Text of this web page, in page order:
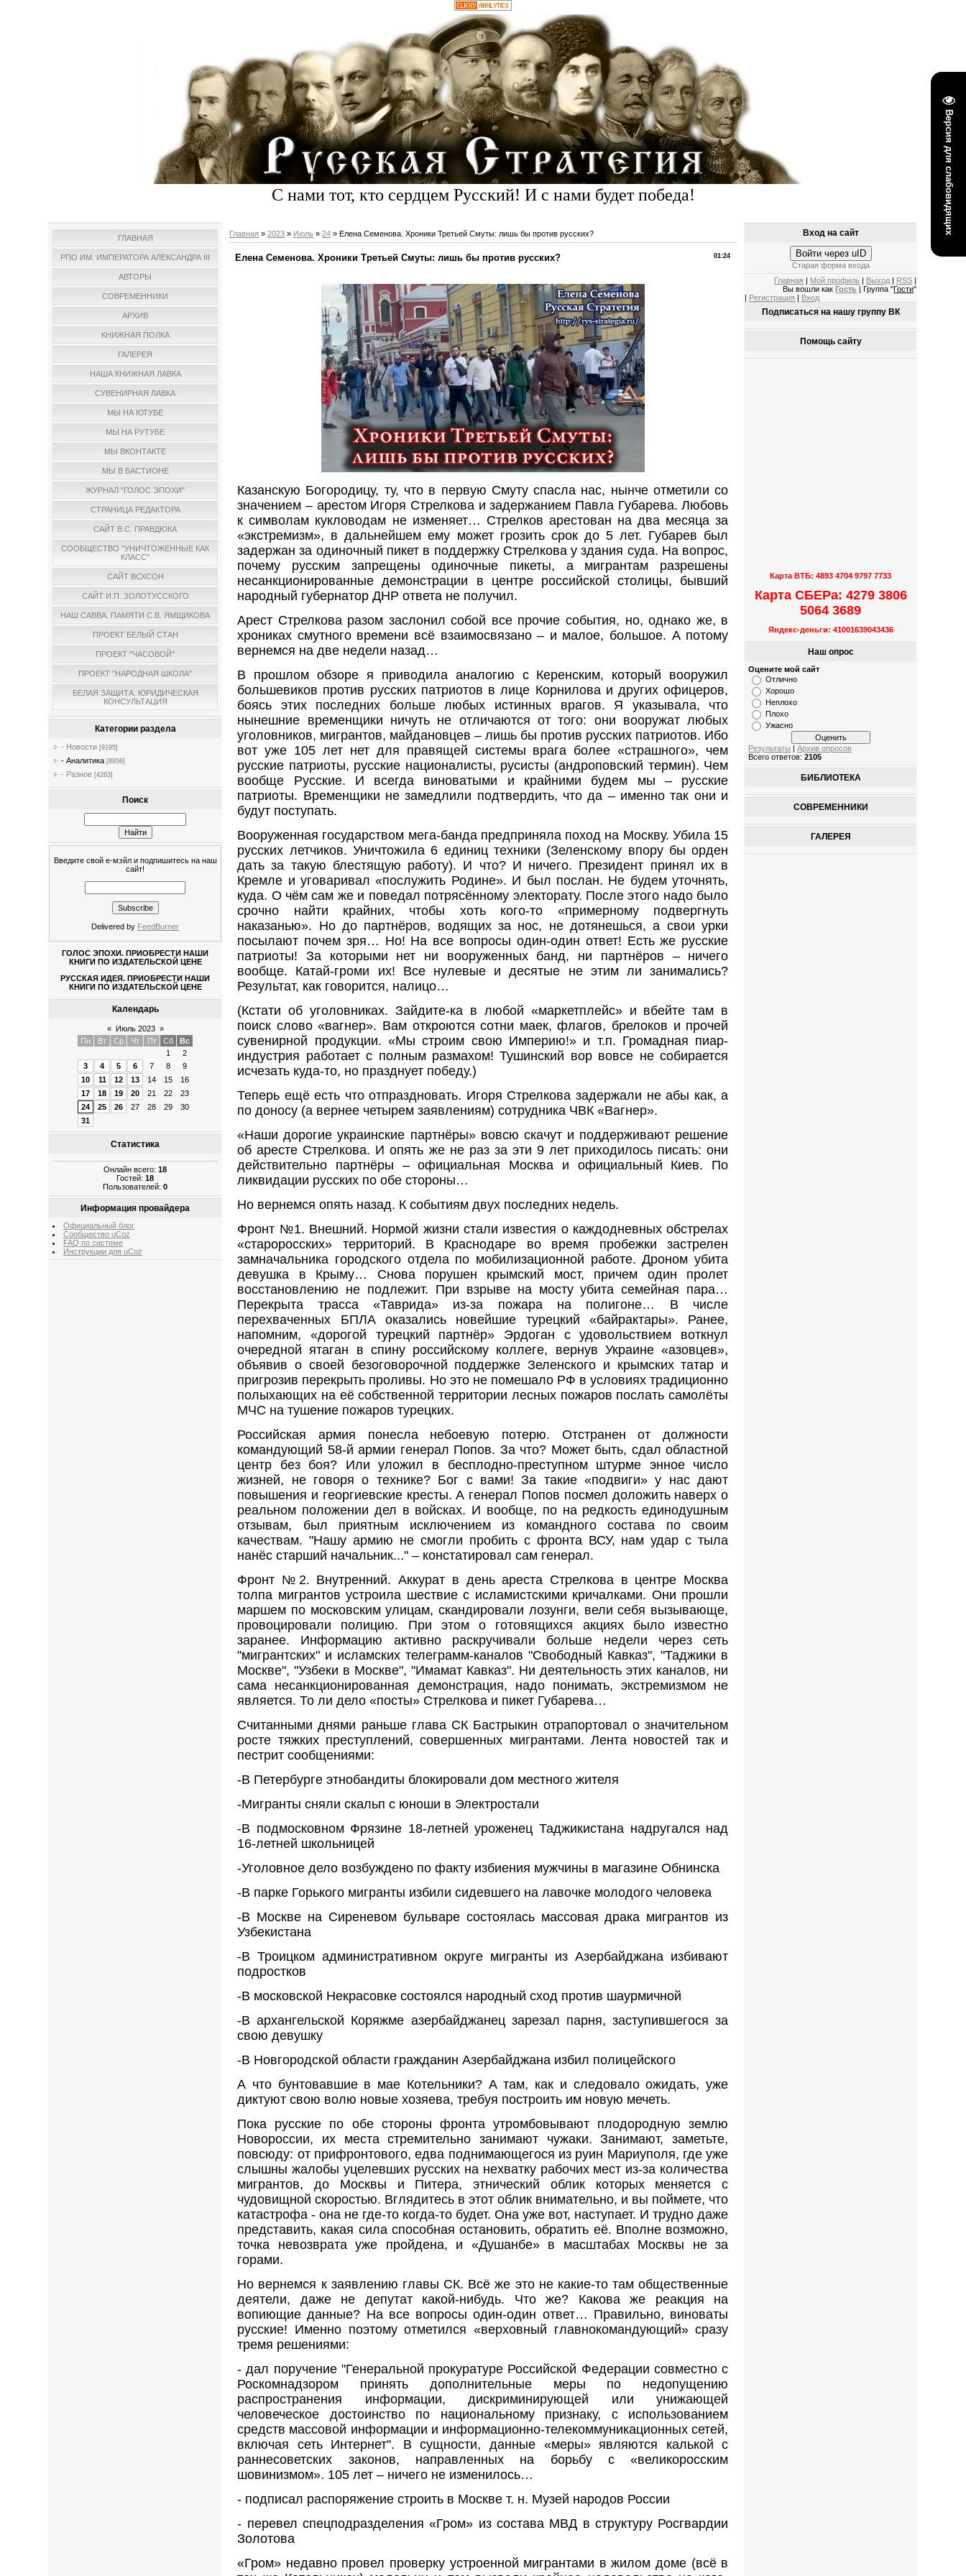
Версия для слабовидящих
С нами тот, кто сердцем Русский! И с нами будет победа!
ГЛАВНАЯ
РПО ИМ. ИМПЕРАТОРА АЛЕКСАНДРА III
АВТОРЫ
СОВРЕМЕННИКИ
АРХИВ
КНИЖНАЯ ПОЛКА
ГАЛЕРЕЯ
НАША КНИЖНАЯ ЛАВКА
СУВЕНИРНАЯ ЛАВКА
МЫ НА ЮТУБЕ
МЫ НА РУТУБЕ
МЫ ВКОНТАКТЕ
МЫ В БАСТИОНЕ
ЖУРНАЛ "ГОЛОС ЭПОХИ"
СТРАНИЦА РЕДАКТОРА
САЙТ В.С. ПРАВДЮКА
СООБЩЕСТВО "УНИЧТОЖЕННЫЕ КАК
КЛАСС"
САЙТ ВСХСОН
САЙТ И.П. ЗОЛОТУССКОГО
НАШ САВВА. ПАМЯТИ С.В. ЯМЩИКОВА
ПРОЕКТ БЕЛЫЙ СТАН
ПРОЕКТ "ЧАСОВОЙ"
ПРОЕКТ "НАРОДНАЯ ШКОЛА"
БЕЛАЯ ЗАЩИТА. ЮРИДИЧЕСКАЯ
КОНСУЛЬТАЦИЯ
Категории раздела
- Новости [9195]
- Аналитика [8956]
- Разное [4263]
Поиск
Введите свой е-мэйл и подпишитесь на наш
сайт!
Delivered by FeedBurner
ГОЛОС ЭПОХИ. ПРИОБРЕСТИ НАШИ
КНИГИ ПО ИЗДАТЕЛЬСКОЙ ЦЕНЕ
РУССКАЯ ИДЕЯ. ПРИОБРЕСТИ НАШИ
КНИГИ ПО ИЗДАТЕЛЬСКОЙ ЦЕНЕ
Календарь
« Июль 2023 »
Пн
Вт Ср Чт Пт Сб
Вс
1
2
3
4 5 6 7 8
9
10
11 12 13 14 15
16
17
18 19 20 21 22
23
24
25 26 27 28 29
30
31
Статистика
Онлайн всего:18
Гостей:18
Пользователей:0
Информация провайдера
Официальный блог
Сообщество uCoz
FAQ по системе
Инструкции для uCoz
Главная »2023 » Июль » 24 » Елена Семенова. Хроники Третьей Смуты: лишь бы против русских?
01:24
Елена Семенова. Хроники Третьей Смуты: лишь бы против русских?
Казанскую Богородицу, ту, что в первую Смуту спасла нас, нынче отметили со
значением – арестом Игоря Стрелкова и задержанием Павла Губарева. Любовь
к символам кукловодам не изменяет… Стрелков арестован на два месяца за
«экстремизм», в дальнейшем ему может грозить срок до 5 лет. Губарев был
задержан за одиночный пикет в поддержку Стрелкова у здания суда. На вопрос,
почему русским запрещены одиночные пикеты, а мигрантам разрешены
несанкционированные демонстрации в центре российской столицы, бывший
народный губернатор ДНР ответа не получил.
Арест Стрелкова разом заслонил собой все прочие события, но, однако же, в
хрониках смутного времени всё взаимосвязано – и малое, большое. А потому
вернемся на две недели назад…
В прошлом обзоре я приводила аналогию с Керенским, который вооружил
большевиков против русских патриотов в лице Корнилова и других офицеров,
боясь этих последних больше любых истинных врагов. Я указывала, что
нынешние временщики ничуть не отличаются от того: они вооружат любых
уголовников, мигрантов, майдановцев – лишь бы против русских патриотов. Ибо
вот уже 105 лет нет для правящей системы врага более «страшного», чем
русские патриоты, русские националисты, русисты (андроповский термин). Чем
вообще Русские. И всегда виноватыми и крайними будем мы – русские
патриоты. Временщики не замедлили подтвердить, что да – именно так они и
будут поступать.
Вооруженная государством мега-банда предприняла поход на Москву. Убила 15
русских летчиков. Уничтожила 6 единиц техники (Зеленскому впору бы орден
дать за такую блестящую работу). И что? И ничего. Президент принял их в
Кремле и уговаривал «послужить Родине». И был послан. Не будем уточнять,
куда. О чём сам же и поведал потрясённому электорату. После этого надо было
срочно найти крайних, чтобы хоть кого-то «примерному подвергнуть
наказанью». Но до партнёров, водящих за нос, не дотянешься, а свои урки
посылают почем зря… Но! На все вопросы один-один ответ! Есть же русские
патриоты! За которыми нет ни вооруженных банд, ни партнёров – ничего
вообще. Катай-громи их! Все нулевые и десятые не этим ли занимались?
Результат, как говорится, налицо…
(Кстати об уголовниках. Зайдите-ка в любой «маркетплейс» и вбейте там в
поиск слово «вагнер». Вам откроются сотни маек, флагов, брелоков и прочей
сувенирной продукции. «Мы строим свою Империю!» и т.п. Громадная пиар-
индустрия работает с полным размахом! Тушинский вор вовсе не собирается
исчезать куда-то, но празднует победу.)
Теперь ещё есть что отпраздновать. Игоря Стрелкова задержали не абы как, а
по доносу (а вернее четырем заявлениям) сотрудника ЧВК «Вагнер».
«Наши дорогие украинские партнёры» вовсю скачут и поддерживают решение
об аресте Стрелкова. И опять же не раз за эти 9 лет приходилось писать: они
действительно партнёры – официальная Москва и официальный Киев. По
ликвидации русских по обе стороны…
Но вернемся опять назад. К событиям двух последних недель.
Фронт №1. Внешний. Нормой жизни стали известия о каждодневных обстрелах
«староросских» территорий. В Краснодаре во время пробежки застрелен
замначальника городского отдела по мобилизационной работе. Дроном убита
девушка в Крыму… Снова порушен крымский мост, причем один пролет
восстановлению не подлежит. При взрыве на мосту убита семейная пара…
Перекрыта трасса «Таврида» из-за пожара на полигоне… В числе
перехваченных БПЛА оказались новейшие турецкий «байрактары». Ранее,
напомним, «дорогой турецкий партнёр» Эрдоган с удовольствием воткнул
очередной ятаган в спину российскому коллеге, вернув Украине «азовцев»,
объявив о своей безоговорочной поддержке Зеленского и крымских татар и
пригрозив перекрыть проливы. Но это не помешало РФ в условиях традиционно
полыхающих на её собственной территории лесных пожаров послать самолёты
МЧС на тушение пожаров турецких.
Российская армия понесла небоевую потерю. Отстранен от должности
командующий 58-й армии генерал Попов. За что? Может быть, сдал областной
центр без боя? Или уложил в бесплодно-преступном штурме энное число
жизней, не говоря о технике? Бог с вами! За такие «подвиги» у нас дают
повышения и георгиевские кресты. А генерал Попов посмел доложить наверх о
реальном положении дел в войсках. И вообще, по на редкость единодушным
отзывам, был приятным исключением из командного состава по своим
качествам. "Нашу армию не смогли пробить с фронта ВСУ, нам удар с тыла
нанёс старший начальник..." – констатировал сам генерал.
Фронт №2. Внутренний. Аккурат в день ареста Стрелкова в центре Москва
толпа мигрантов устроила шествие с исламистскими кричалками. Они прошли
маршем по московским улицам, скандировали лозунги, вели себя вызывающе,
провоцировали полицию. При этом о готовящихся акциях было известно
заранее. Информацию активно раскручивали больше недели через сеть
"мигрантских" и исламских телеграмм-каналов "Свободный Кавказ", "Таджики в
Москве", "Узбеки в Москве", "Имамат Кавказ". Ни деятельность этих каналов, ни
сама несанкционированная демонстрация, надо понимать, экстремизмом не
является. То ли дело «посты» Стрелкова и пикет Губарева…
Считанными днями раньше глава СК Бастрыкин отрапортовал о значительном
росте тяжких преступлений, совершенных мигрантами. Лента новостей так и
пестрит сообщениями:
-В Петербурге этнобандиты блокировали дом местного жителя
-Мигранты сняли скальп с юноши в Электростали
-В подмосковном Фрязине 18-летней уроженец Таджикистана надругался над
16-летней школьницей
-Уголовное дело возбуждено по факту избиения мужчины в магазине Обнинска
-В парке Горького мигранты избили сидевшего на лавочке молодого человека
-В Москве на Сиреневом бульваре состоялась массовая драка мигрантов из
Узбекистана
-В Троицком административном округе мигранты из Азербайджана избивают
подростков
-В московской Некрасовке состоялся народный сход против шаурмичной
-В архангельской Коряжме азербайджанец зарезал парня, заступившегося за
свою девушку
-В Новгородской области гражданин Азербайджана избил полицейского
А что бунтовавшие в мае Котельники? А там, как и следовало ожидать, уже
диктуют свою волю новые хозяева, требуя построить им новую мечеть.
Пока русские по обе стороны фронта утромбовывают плодородную землю
Новороссии, их места стремительно занимают чужаки. Занимают, заметьте,
повсюду: от прифронтового, едва поднимающегося из руин Мариуполя, где уже
слышны жалобы уцелевших русских на нехватку рабочих мест из-за количества
мигрантов, до Москвы и Питера, этнический облик которых меняется с
чудовищной скоростью. Вглядитесь в этот облик внимательно, и вы поймете, что
катастрофа - она не где-то когда-то будет. Она уже вот, наступает. И трудно даже
представить, какая сила способная остановить, обратить её. Вполне возможно,
точка невозврата уже пройдена, и «Душанбе» в масштабах Москвы не за
горами.
Но вернемся к заявлению главы СК. Всё же это не какие-то там общественные
деятели, даже не депутат какой-нибудь. Что же? Какова же реакция на
вопиющие данные? На все вопросы один-один ответ… Правильно, виноваты
русские! Именно поэтому отметился «верховный главнокомандующий» сразу
тремя решениями:
- дал поручение "Генеральной прокуратуре Российской Федерации совместно с
Роскомнадзором принять дополнительные меры по недопущению
распространения информации, дискриминирующей или унижающей
человеческое достоинство по национальному признаку, с использованием
средств массовой информации и информационно-телекоммуникационных сетей,
включая сеть Интернет". В сущности, данные «меры» являются калькой с
раннесоветских законов, направленных на борьбу с «великоросским
шовинизмом». 105 лет – ничего не изменилось…
- подписал распоряжение строить в Москве т. н. Музей народов России
- перевел спецподразделения «Гром» из состава МВД в структуру Росгвардии
Золотова
«Гром» недавно провел проверку устроенной мигрантами в жилом доме (всё в
Вход на сайт
Войти через uID
Старая форма входа
Главная
Мой профиль Выход RSS
Вы вошли как Гость | Группа "Гости"
Регистрация Вход
Подписаться на нашу группу ВК
Помощь сайту
Карта ВТБ: 4893 4704 9797 7733
Карта СБЕРа: 4279 3806
5064 3689
Яндекс-деньги: 41001639043436
Наш опрос
Оцените мой сайт
Отлично
Хорошо
Неплохо
Плохо
Ужасно
Результаты |Архив опросов
Всего ответов:2105
БИБЛИОТЕКА
СОВРЕМЕННИКИ
ГАЛЕРЕЯ